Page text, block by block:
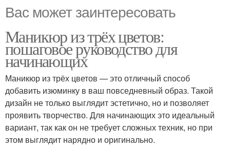
Вас может заинтересовать
Маникюр из трёх цветов:
пошаговое руководство для
начинающих
Маникюр из трёх цветов — это отличный способ
добавить изюминку в ваш повседневный образ. Такой
дизайн не только выглядит эстетично, но и позволяет
проявить творчество. Для начинающих это идеальный
вариант, так как он не требует сложных техник, но при
этом выглядит нарядно и оригинально.